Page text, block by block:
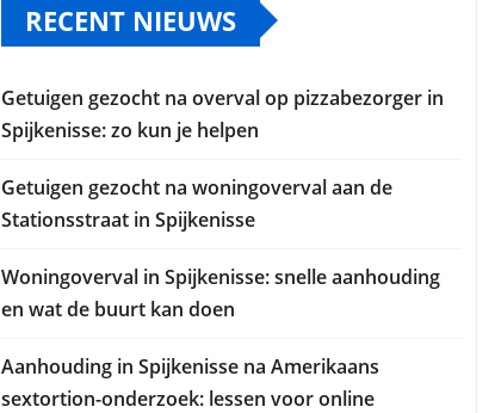
RECENT NIEUWS
Getuigen gezocht na overval op pizzabezorger in
Spijkenisse: zo kun je helpen
Getuigen gezocht na woningoverval aan de
Stationsstraat in Spijkenisse
Woningoverval in Spijkenisse: snelle aanhouding
en wat de buurt kan doen
Aanhouding in Spijkenisse na Amerikaans
sextortion-onderzoek: lessen voor online